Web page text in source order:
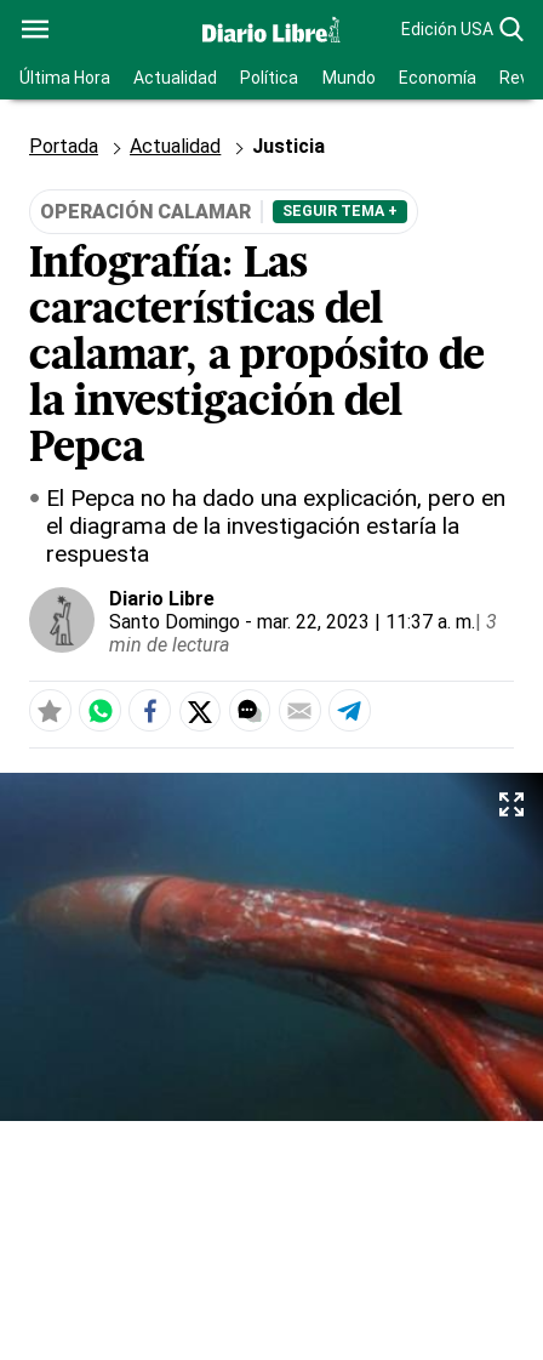
Edición USA
Última Hora Actualidad Política Mundo Economía
Portada Actualidad Justicia
OPERACIÓN CALAMAR SEGUIR TEMA +
Infografía: Las
características del
calamar, a propósito de
la investigación del
Pepca
El Pepca no ha dado una explicación, pero en
el diagrama de la investigación estaría la
respuesta
Diario Libre
Santo Domingo - mar. 22, 2023 | 11:37 a. m.| 3
min de lectura